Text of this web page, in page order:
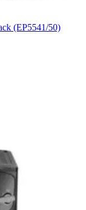
(EP5541/50)